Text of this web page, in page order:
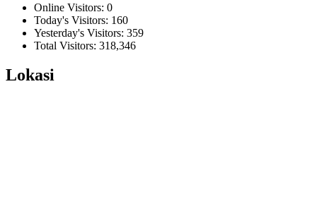
Online Visitors: 0
Today's Visitors: 160
Yesterday's Visitors: 359
Total Visitors: 318,346
Lokasi